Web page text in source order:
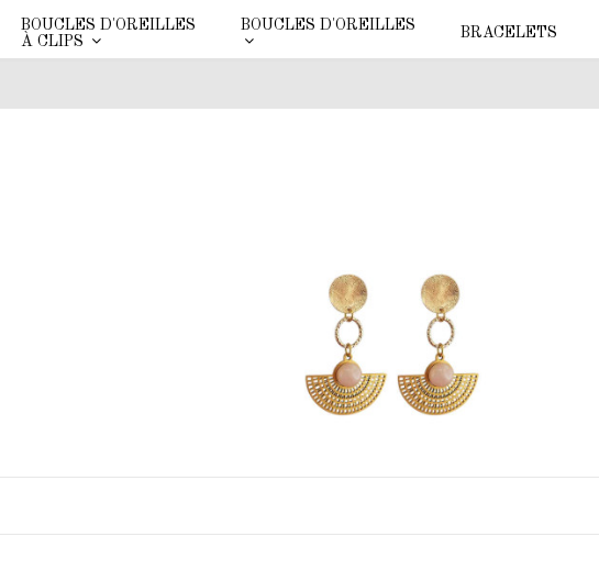
BOUCLES D'OREILLES
À CLIPS
BOUCLES D'OREILLES
BRACELETS